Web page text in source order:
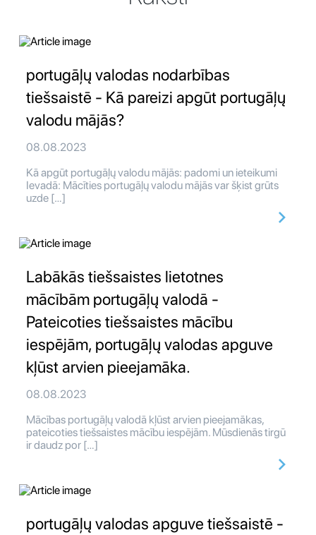
portugāļų valodas nodarbības
tiešsaistē - Kā pareizi apgūt portugāļų
valodu mājās?
08.08.2023
Kā apgūt portugāļų valodu mājās: padomi un ieteikumi
Ievadā: Mācīties portugāļų valodu mājās var šķist grūts
uzde […]
Labākās tiešsaistes lietotnes
mācībām portugāļų valodā -
Pateicoties tiešsaistes mācību
iespējām, portugāļų valodas apguve
kļūst arvien pieejamāka.
08.08.2023
Mācības portugāļų valodā kļūst arvien pieejamākas,
pateicoties tiešsaistes mācību iespējām. Mūsdienās tirgū
ir daudz por […]
portugāļų valodas apguve tiešsaistē -